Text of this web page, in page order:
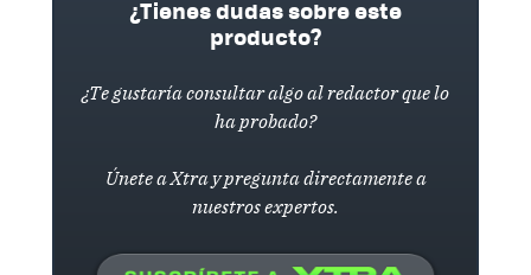
¿Tienes dudas sobre este
producto?
¿Te gustaría consultar algo al redactor que lo
ha probado?
Únete a Xtra y pregunta directamente a
nuestros expertos.